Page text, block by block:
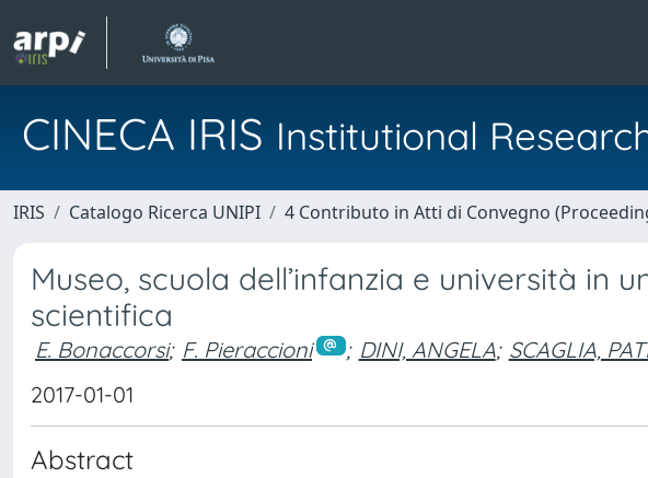
CINECA IRIS Institutional
IRIS Catalogo Ricerca UNIPI 4 Contributo in Atti di Convegno
Museo, scuola dell’infanzia e università in
scientifica
E. Bonaccorsi; F. Pieraccioni ; DINI, ANGELA; SCAGLIA,
2017-01-01
Abstract